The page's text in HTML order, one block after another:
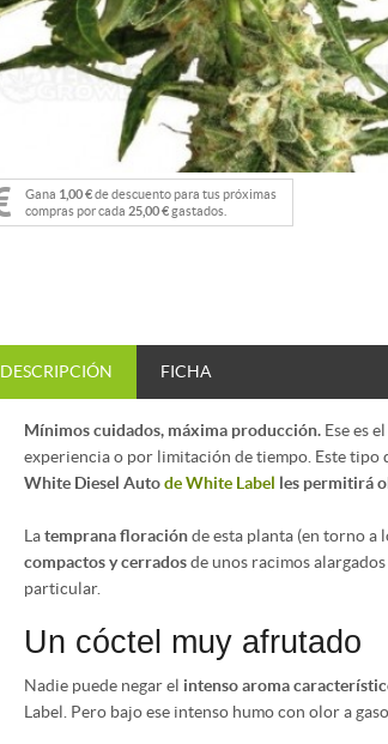
Gana 1,00 €de descuento para tus próximas
compras por cada 25,00 €gastados.
DESCRIPCIÓN FICHA
Mínimos cuidados, máxima producción. Ese es
experiencia o por limitación de tiempo. Este tipo
White Diesel Autode White Label les permitirá
Latemprana floraciónde esta planta (en torno a
compactos y cerradosde unos racimos alargados
particular.
Un cóctel muy afrutado
Nadie puede negar el intenso aroma
Label. Pero bajo ese intenso humo con olor a